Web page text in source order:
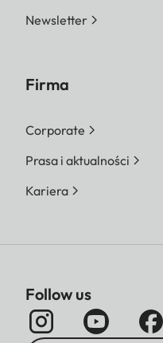
Newsletter
Firma
Corporate
Prasa i aktualności
Kariera
Follow us